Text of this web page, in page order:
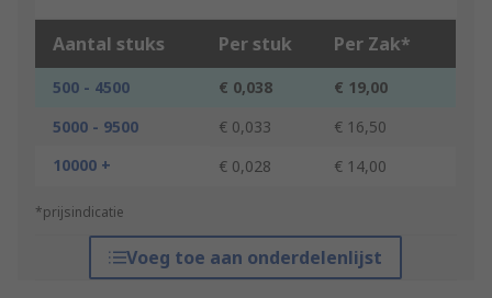
Aantal stuks Per stuk Per Zak*
500 - 4500 € 0,038
€ 19,00
5000 - 9500
€ 0,033
€ 16,50
10000 +
€ 0,028 € 14,00
*prijsindicatie
Voeg toe aan onderdelenlijst